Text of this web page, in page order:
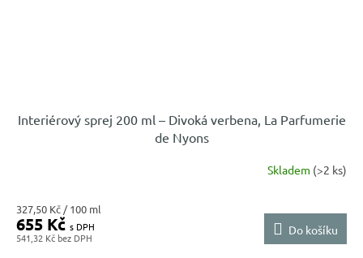
Interiérový sprej 200 ml – Divoká verbena, La Parfumerie
de Nyons
Skladem (>2 ks)
541,32 Kč
655 Kč
Měrná
cena:
327,50 Kč / 100 ml
Do košíku